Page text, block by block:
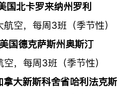
北卡罗来纳州罗利
空，每周3班（季节性）
国德克萨斯州奥斯汀
，每周3班（季节性）
大新斯科舍省哈利法克斯